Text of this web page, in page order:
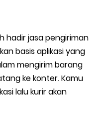
hadir jasa pengiriman
basis aplikasi yang
mengirim barang
ke konter. Kamu
lalu kurir akan